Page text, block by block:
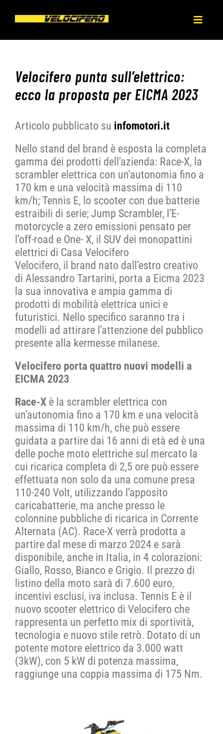
Toggle
CHI SIAMO
PRODOTTI
NEWS
PRESS
DEALERS
CONTATTI
SHOP
ACCOUNT
CARRELLO
Velocifero punta sull’elettrico:
ecco la proposta per EICMA 2023
Articolo pubblicato su infomotori.it
Nello stand del brand è esposta la completa
gamma dei prodotti dell’azienda: Race-X, la
scrambler elettrica con un’autonomia fino a
170 km e una velocità massima di 110
km/h; Tennis E, lo scooter con due batterie
estraibili di serie; Jump Scrambler, l’E-
motorcycle a zero emissioni pensato per
l’off-road e One- X, il SUV dei monopattini
elettrici di Casa Velocifero
Velocifero, il brand nato dall’estro creativo
di Alessandro Tartarini, porta a Eicma 2023
la sua innovativa e ampia gamma di
prodotti di mobilità elettrica unici e
futuristici. Nello specifico saranno tra i
modelli ad attirare l’attenzione del pubblico
presente alla kermesse milanese.
Velocifero porta quattro nuovi modelli a
EICMA 2023
Race-X è la scrambler elettrica con
un’autonomia fino a 170 km e una velocità
massima di 110 km/h, che può essere
guidata a partire dai 16 anni di età ed è una
delle poche moto elettriche sul mercato la
cui ricarica completa di 2,5 ore può essere
effettuata non solo da una comune presa
110-240 Volt, utilizzando l’apposito
caricabatterie, ma anche presso le
colonnine pubbliche di ricarica in Corrente
Alternata (AC). Race-X verrà prodotta a
partire dal mese di marzo 2024 e sarà
disponibile, anche in Italia, in 4 colorazioni:
Giallo, Rosso, Bianco e Grigio. Il prezzo di
listino della moto sarà di 7.600 euro,
incentivi esclusi, iva inclusa. Tennis E è il
nuovo scooter elettrico di Velocifero che
rappresenta un perfetto mix di sportività,
tecnologia e nuovo stile retrò. Dotato di un
potente motore elettrico da 3.000 watt
(3kW), con 5 kW di potenza massima,
raggiunge una coppia massima di 175 Nm.